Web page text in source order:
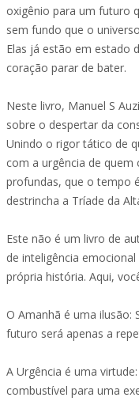
oxigênio para um futuro
sem fundo que o
Elas já estão em estado
coração parar de bater.
Neste livro, Manuel S
sobre o despertar da
Unindo o rigor tático de
com a urgência de quem
profundas, que o tempo
destrincha a Tríade da
Este não é um livro de
de inteligência
própria história. Aqui,
O Amanhã é uma ilusão:
futuro será apenas a
A Urgência é uma
combustível para uma